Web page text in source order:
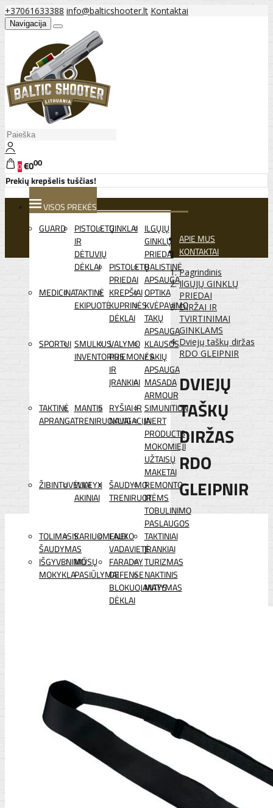
+37061633388 info@balticshooter.lt Kontaktai
Navigacija
0€000
Prekių krepšelis tuščias!
VISOS PREKĖS
GUARD
PISTOLETŲ
IR
DĖTUVIŲ
DĖKLAI
GINKLAI ILGŲJŲ
GINKLŲ
PRIEDAI
PISTOLETŲ
PRIEDAI
BALISTINĖ
APSAUGA
MEDICINATAKTINĖ
EKIPUOTĖ
KREPŠIAI
KUPRINĖS
DĖKLAI
OPTIKA
KVĖPAVIMO
TAKŲ
APSAUGA
SPORTUI SMULKUS
INVENTORIUS
VALYMO
PRIEMONĖS
IR
ĮRANKIAI
KLAUSOS
/ AKIŲ
APSAUGA
MASADA
ARMOUR
TAKTINĖ
APRANGA
MANTIS
TRENIRUOKLIAI
RYŠIAI IR
NAVIGACIJA
SIMUNITION
INERT
PRODUCTS
MOKOMIEJI
UŽTAISŲ
MAKETAI
ŽIBINTUVĖLIAI
WILEYX
AKINIAI
ŠAUDYMO
TRENIRUOTĖMS
REMONTO
IR
TOBULINIMO
PASLAUGOS
TOLIMASIS
ŠAUDYMAS
KARIUOMENEI
LAUKO
VADAVIETĖ
TAKTINIAI
ĮRANKIAI
IŠGYVENIMO
MOKYKLA
MŪSŲ
PASIŪLYMAI
FARADAY
DEFENSE
BLOKUOJANTYS
DĖKLAI
TURIZMAS
NAKTINIS
MATYMAS
APIE MUS
KONTAKTAI
Pagrindinis
IlGŲJŲ GINKLŲ
PRIEDAI
DIRŽAI IR
TVIRTINIMAI
GINKLAMS
Dviejų taškų diržas
RDO GLEIPNIR
DVIEJŲ
TAŠKŲ
DIRŽAS
RDO
GLEIPNIR